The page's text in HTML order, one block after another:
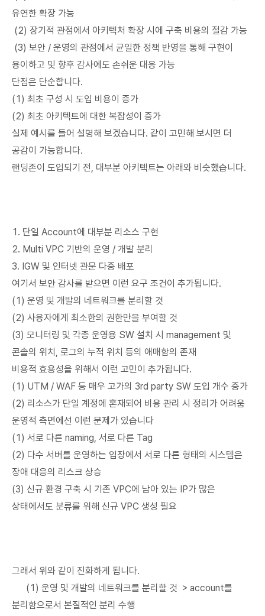
유연한 확장 가능
(2) 장기적 관점에서 아키텍처 확장 시에 구축 비용의 절감 가능
(3) 보안 / 운영의 관점에서 균일한 정책 반영을 통해 구현이
용이하고 및 향후 감사에도 손쉬운 대응 가능
단점은 단순합니다.
(1) 최초 구성 시 도입 비용이 증가
(2) 최초 아키텍트에 대한 복잡성이 증가
실제 예시를 들어 설명해 보겠습니다. 같이 고민해 보시면 더
공감이 가능합니다.
랜딩존이 도입되기 전, 대부분 아키텍트는 아래와 비슷했습니다.
1. 단일 Account에 대부분 리소스 구현
2. Multi VPC 기반의 운영 / 개발 분리
3. IGW 및 인터넷 관문 다중 배포
여기서 보안 감사를 받으면 이런 요구 조건이 추가됩니다.
(1) 운영 및 개발의 네트워크를 분리할 것
(2) 사용자에게 최소한의 권한만을 부여할 것
(3) 모니터링 및 각종 운영용 SW 설치 시 management 및
콘솔의 위치, 로그의 누적 위치 등의 애매함의 존재
비용적 효용성을 위해서 이런 고민이 추가됩니다.
(1) UTM / WAF 등 매우 고가의 3rd party SW 도입 개수 증가
(2) 리소스가 단일 계정에 혼재되어 비용 관리 시 정리가 어려움
운영적 측면에선 이런 문제가 있습니다
(1) 서로 다른 naming, 서로 다른 Tag
(2) 다수 서버를 운영하는 입장에서 서로 다른 형태의 시스템은
장애 대응의 리스크 상승
(3) 신규 환경 구축 시 기존 VPC에 남아 있는 IP가 많은
상태에서도 분류를 위해 신규 VPC 생성 필요
그래서 위와 같이 진화하게 됩니다.
(1) 운영 및 개발의 네트워크를 분리할 것 > account를
분리함으로서 본질적인 분리 수행